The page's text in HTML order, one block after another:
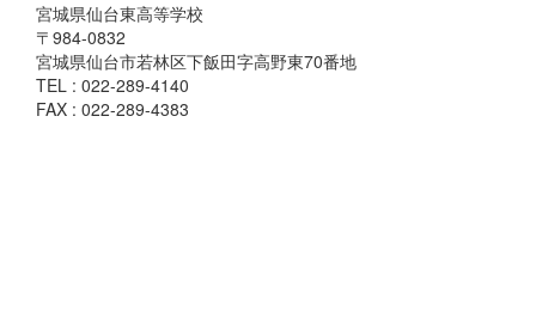
宮城県仙台東高等学校
〒984-0832
宮城県仙台市若林区下飯田字高野東70番地
TEL : 022-289-4140
FAX : 022-289-4383